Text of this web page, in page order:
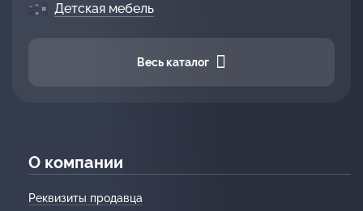
Детская мебель
Весь каталог
О компании
Реквизиты продавца